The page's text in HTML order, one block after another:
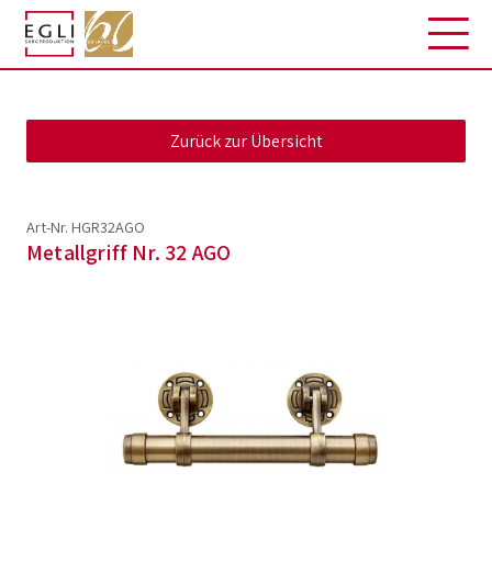
Art-Nr. HGR32AGO
Metallgriff Nr. 32 AGO